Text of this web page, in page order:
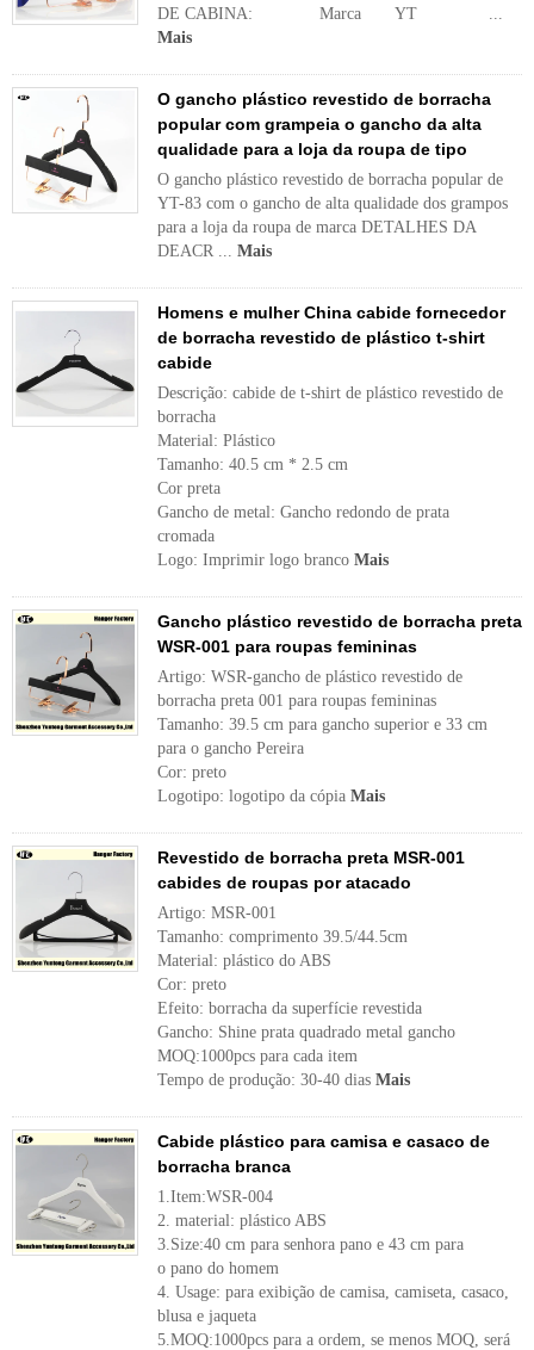
DE CABINA: Marca YT ...
Mais
O gancho plástico revestido de borracha
popular com grampeia o gancho da alta
qualidade para a loja da roupa de tipo
O gancho plástico revestido de borracha popular de
YT-83 com o gancho de alta qualidade dos grampos
para a loja da roupa de marca DETALHES DA
DEACR ... Mais
Homens e mulher China cabide fornecedor
de borracha revestido de plástico t-shirt
cabide
Descrição: cabide de t-shirt de plástico revestido de
borracha
Material: Plástico
Tamanho: 40.5 cm * 2.5 cm
Cor preta
Gancho de metal: Gancho redondo de prata
cromada
Logo: Imprimir logo branco Mais
Gancho plástico revestido de borracha preta
WSR-001 para roupas femininas
Artigo: WSR-gancho de plástico revestido de
borracha preta 001 para roupas femininas
Tamanho: 39.5 cm para gancho superior e 33 cm
para o gancho Pereira
Cor: preto
Logotipo: logotipo da cópia Mais
Revestido de borracha preta MSR-001
cabides de roupas por atacado
Artigo: MSR-001
Tamanho: comprimento 39.5/44.5cm
Material: plástico do ABS
Cor: preto
Efeito: borracha da superfície revestida
Gancho: Shine prata quadrado metal gancho
MOQ:1000pcs para cada item
Tempo de produção: 30-40 dias Mais
Cabide plástico para camisa e casaco de
borracha branca
1.Item:WSR-004
2. material: plástico ABS
3.Size:40 cm para senhora pano e 43 cm para
o pano do homem
4. Usage: para exibição de camisa, camiseta, casaco,
blusa e jaqueta
5.MOQ:1000pcs para a ordem, se menos MOQ, será